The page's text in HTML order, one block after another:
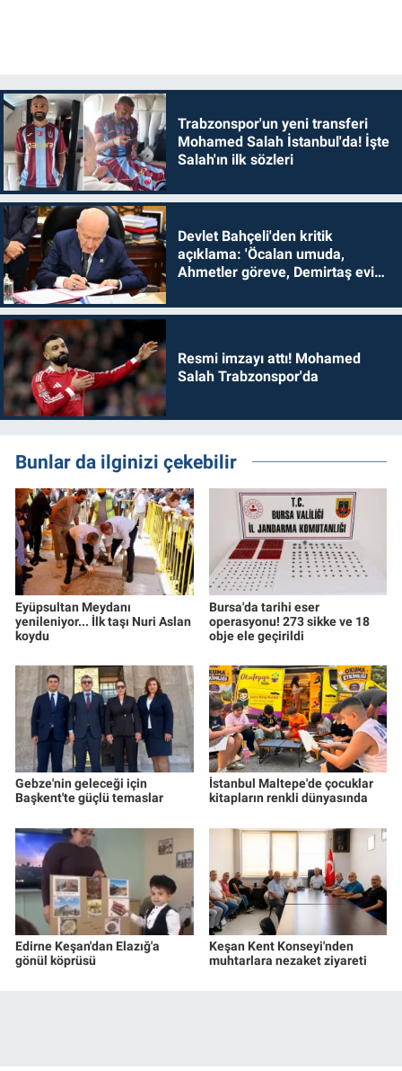
Trabzonspor'un yeni transferi
Mohamed Salah İstanbul'da! İşte
Salah'ın ilk sözleri
Devlet Bahçeli'den kritik
açıklama: 'Öcalan umuda,
Ahmetler göreve, Demirtaş evine
Resmi imzayı attı! Mohamed
Salah Trabzonspor'da
Bunlar da ilginizi çekebilir
Eyüpsultan Meydanı
yenileniyor... İlk taşı Nuri Aslan
koydu
Bursa'da tarihi eser
operasyonu! 273 sikke ve 18
obje ele geçirildi
Gebze'nin geleceği için
Başkent'te güçlü temaslar
İstanbul Maltepe'de çocuklar
kitapların renkli dünyasında
Edirne Keşan'dan Elazığ'a
gönül köprüsü
Keşan Kent Konseyi'nden
muhtarlara nezaket ziyareti